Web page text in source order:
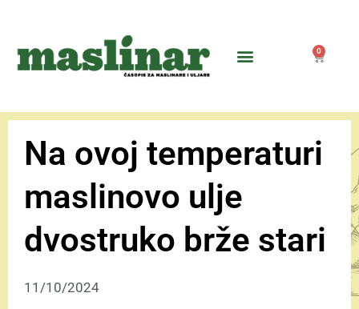
0
Na ovoj temperaturi
maslinovo ulje
dvostruko brže stari
11/10/2024